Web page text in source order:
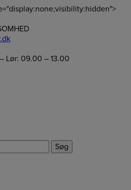
Lør: 09.00 – 13.00
Søg